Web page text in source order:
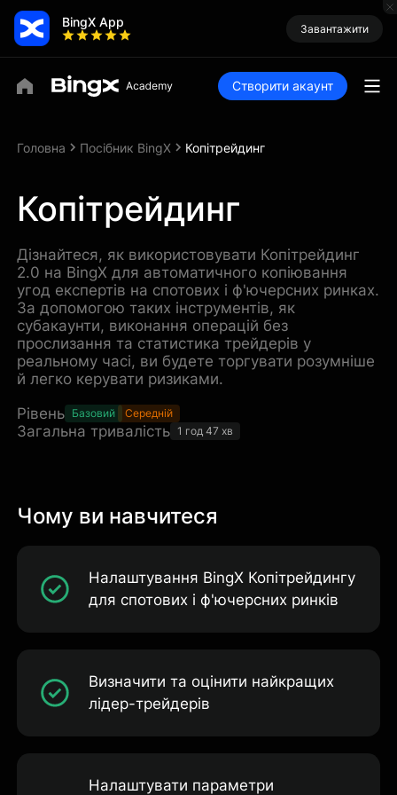
BingX App Завантажити
Створити акаунт
Головна Посібник BingX Копітрейдинг
Копітрейдинг
Дізнайтеся, як використовувати Копітрейдинг
2.0 на BingX для автоматичного копіювання
угод експертів на спотових і ф'ючерсних ринках.
За допомогою таких інструментів, як
субакаунти, виконання операцій без
прослизання та статистика трейдерів у
реальному часі, ви будете торгувати розумніше
й легко керувати ризиками.
Рівень Базовий Середній
Загальна тривалість 1 год 47 хв
Чому ви навчитеся
Налаштування BingX Копітрейдингу
для спотових і ф'ючерсних ринків
Визначити та оцінити найкращих
лідер-трейдерів
Налаштувати параметри